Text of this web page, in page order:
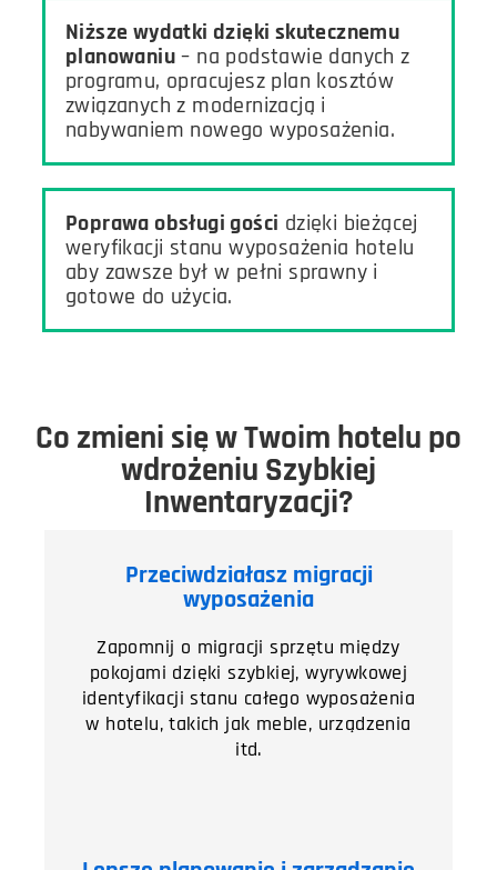
Poprawa obsługi gości dzięki bieżącej
weryfikacji stanu wyposażenia hotelu
aby zawsze był w pełni sprawny i
gotowe do użycia.
Niższe wydatki dzięki skutecznemu
planowaniu– na podstawie danych z
programu, opracujesz plan kosztów
związanych z modernizacją i
nabywaniem nowego wyposażenia.
Co zmieni się w Twoim hotelu po
wdrożeniu Szybkiej
Inwentaryzacji?
Przeciwdziałasz migracji
wyposażenia
Zapomnij o migracji sprzętu między
pokojami dzięki szybkiej, wyrywkowej
identyfikacji stanu całego wyposażenia
w hotelu, takich jak meble, urządzenia
itd.